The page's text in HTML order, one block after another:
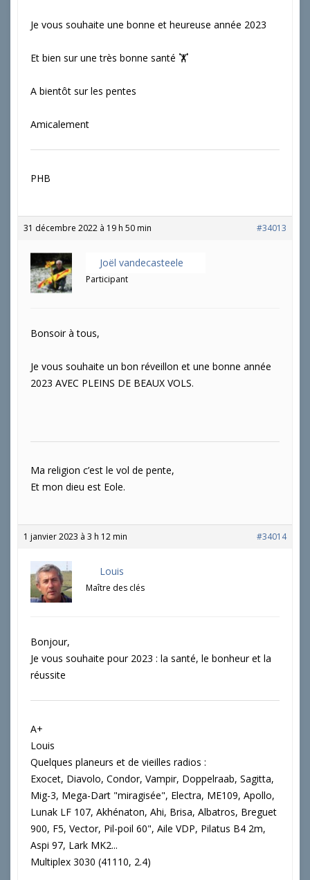
Je vous souhaite une bonne et heureuse année 2023
Et bien sur une très bonne santé 🏋
A bientôt sur les pentes
Amicalement
PHB
31 décembre 2022 à 19 h 50 min #34013
Joël vandecasteele
Participant
Bonsoir à tous,
Je vous souhaite un bon réveillon et une bonne année
2023 AVEC PLEINS DE BEAUX VOLS.
Ma religion c’est le vol de pente,
Et mon dieu est Eole.
1 janvier 2023 à 3 h 12 min #34014
Louis
Maître des clés
Bonjour,
Je vous souhaite pour 2023 : la santé, le bonheur et la
réussite
A+
Louis
Quelques planeurs et de vieilles radios :
Exocet, Diavolo, Condor, Vampir, Doppelraab, Sagitta,
Mig-3, Mega-Dart "miragisée", Electra, ME109, Apollo,
Lunak LF 107, Akhénaton, Ahi, Brisa, Albatros, Breguet
900, F5, Vector, Pil-poil 60", Aile VDP, Pilatus B4 2m,
Aspi 97, Lark MK2...
Multiplex 3030 (41110, 2.4)